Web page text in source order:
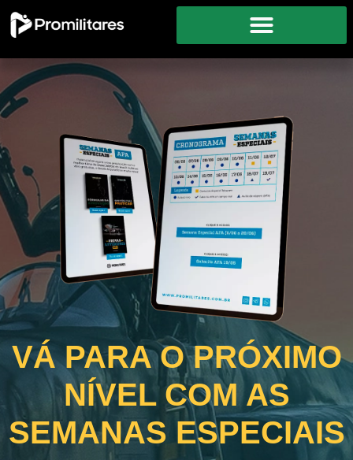
VÁ PARA O PRÓXIMO
NÍVEL COM AS
SEMANAS ESPECIAIS